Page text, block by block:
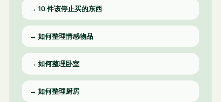
→ 10 件该停止买的东西
→ 如何整理情感物品
→ 如何整理卧室
→ 如何整理厨房